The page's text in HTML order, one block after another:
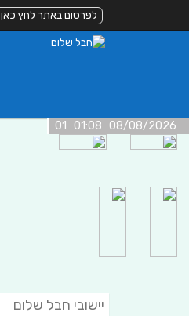
לפרסום באתר לחץ כאן
08/08/2026 01:08 01
יישובי חבל שלום